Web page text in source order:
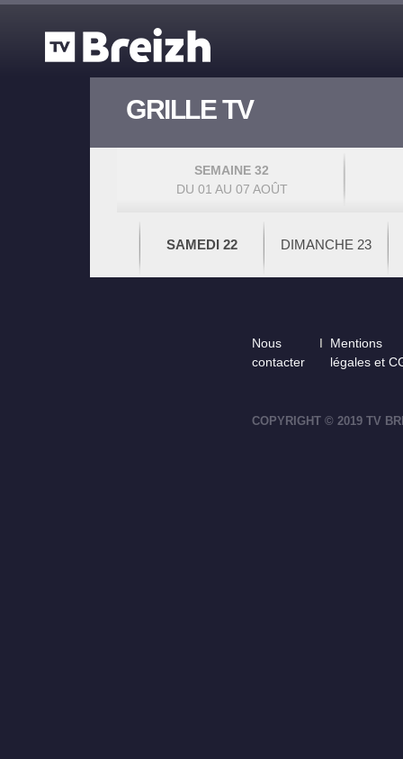
GRILLE TV
SEMAINE 32
DU 01 AU 07 AOÛT
SAMEDI 22 DIMANCHE 23
Footer
Nous
contacter
Mentions
légales et
COPYRIGHT © 2019 TV